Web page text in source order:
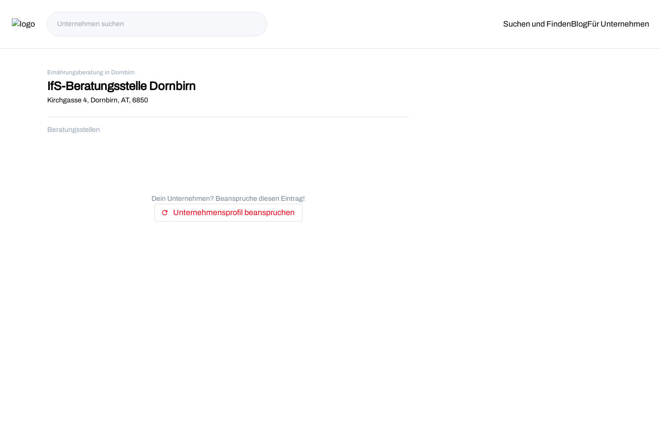
Suchen und FindenBlogFür Unternehmen
Ernährungsberatung in Dornbirn
IfS-Beratungsstelle Dornbirn
Kirchgasse 4, Dornbirn, AT, 6850
Beratungsstellen
Dein Unternehmen? Beanspruche diesen Eintrag!
refresh Unternehmensprofil beanspruchen